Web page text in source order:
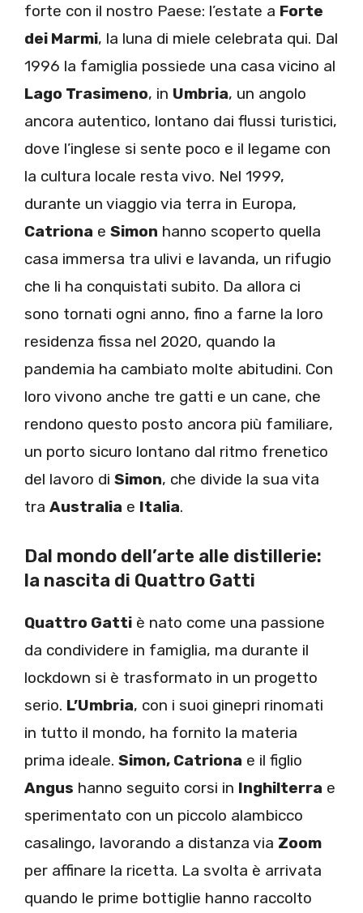
forte con il nostro Paese: l’estate a Forte
dei Marmi, la luna di miele celebrata qui. Dal
1996 la famiglia possiede una casa vicino al
Lago Trasimeno, in Umbria, un angolo
ancora autentico, lontano dai flussi turistici,
dove l’inglese si sente poco e il legame con
la cultura locale resta vivo. Nel 1999,
durante un viaggio via terra in Europa,
Catriona e Simon hanno scoperto quella
casa immersa tra ulivi e lavanda, un rifugio
che li ha conquistati subito. Da allora ci
sono tornati ogni anno, fino a farne la loro
residenza fissa nel 2020, quando la
pandemia ha cambiato molte abitudini. Con
loro vivono anche tre gatti e un cane, che
rendono questo posto ancora più familiare,
un porto sicuro lontano dal ritmo frenetico
del lavoro di Simon, che divide la sua vita
tra Australia e Italia.
Dal mondo dell’arte alle distillerie:
la nascita di Quattro Gatti
Quattro Gatti è nato come una passione
da condividere in famiglia, ma durante il
lockdown si è trasformato in un progetto
serio. L’Umbria, con i suoi ginepri rinomati
in tutto il mondo, ha fornito la materia
prima ideale. Simon, Catriona e il figlio
Angus hanno seguito corsi in Inghilterra e
sperimentato con un piccolo alambicco
casalingo, lavorando a distanza via Zoom
per affinare la ricetta. La svolta è arrivata
quando le prime bottiglie hanno raccolto